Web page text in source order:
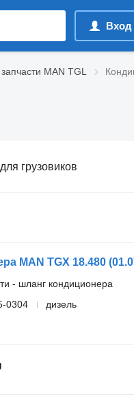
Вход
MAN TGL
грузовиков
- шланг кондиционера
0304
дизель